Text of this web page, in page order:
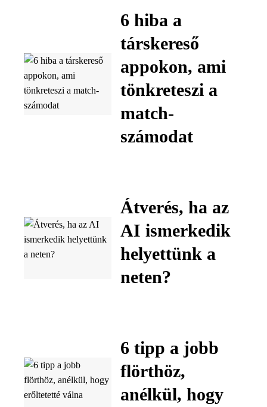
6 hiba a
társkereső
appokon, ami
tönkreteszi a
match-
számodat
Átverés, ha az
AI ismerkedik
helyettünk a
neten?
6 tipp a jobb
flörthöz,
anélkül, hogy